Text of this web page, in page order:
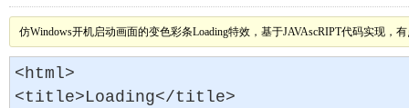
仿Windows开机启动画面的变色彩条Loading特效，基于JAVAscRIPT代码实现，